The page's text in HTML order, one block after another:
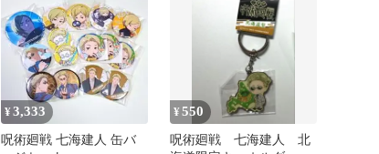
¥3,333
呪術廻戦 七海建人 缶バ
¥550
呪術廻戦 七海建人 北